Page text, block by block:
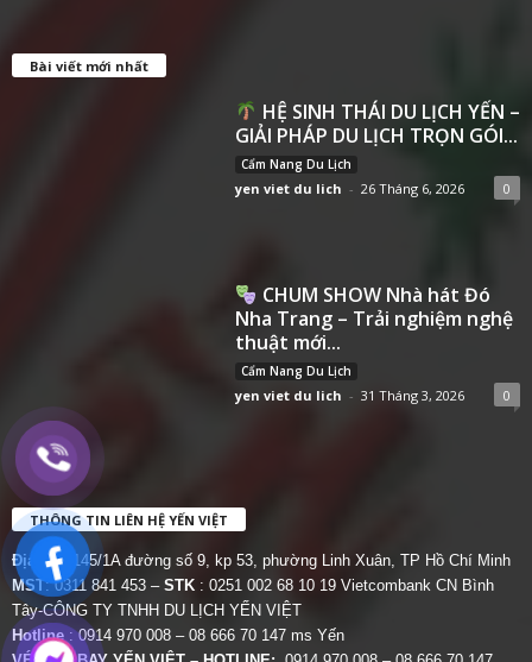
Bài viết mới nhất
HỆ SINH THÁI DU LỊCH YẾN –
GIẢI PHÁP DU LỊCH TRỌN GÓI...
Cẩm Nang Du Lịch
yen viet du lich - 26 Tháng 6, 2026 0
CHUM SHOW Nhà hát Đó
Nha Trang – Trải nghiệm nghệ
thuật mới...
Cẩm Nang Du Lịch
yen viet du lich - 31 Tháng 3, 2026 0
THÔNG TIN LIÊN HỆ YẾN VIỆT
Địa chỉ:
145/1A đường số 9, kp 53, phường Linh Xuân, TP Hồ Chí Minh
MST: 0311 841 453 – STK : 0251 002 68 10 19 Vietcombank CN Bình
Tây-CÔNG TY TNHH DU LỊCH YẾN VIỆT
Hotline : 0914 970 008 – 08 666 70 147 ms Yến